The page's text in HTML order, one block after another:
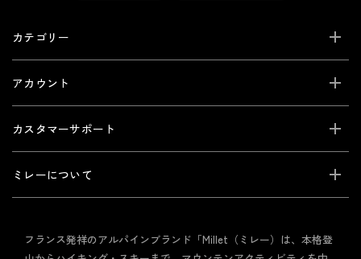
カテゴリー
アカウント
カスタマーサポート
ミレーについて
フランス発祥のアルパインブランド「Millet（ミレー）は、本格登